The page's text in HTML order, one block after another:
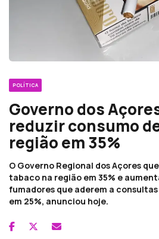
POLÍTICA
Governo dos
reduzir consumo
região em 35%
O Governo Regional dos Açores
tabaco na região em 35% e
fumadores que aderem a
em 25%, anunciou hoje.